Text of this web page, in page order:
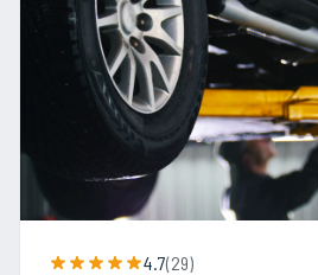
4.7(29)